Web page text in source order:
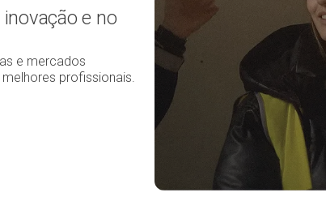
e no
e mercados
profissionais.